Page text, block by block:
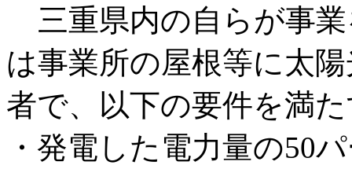
三重県内の自らが事
は事業所の屋根等に太
者で、以下の要件を満
・発電した電力量の50